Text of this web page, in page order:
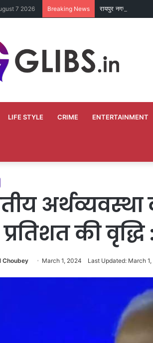
7 2026 Breaking News रायपुर नगर निगम में
LIFE STYLE CRIME ENTERTAINMENT
की वृद्धि
Choubey March 1, 2024 Last Updated: March